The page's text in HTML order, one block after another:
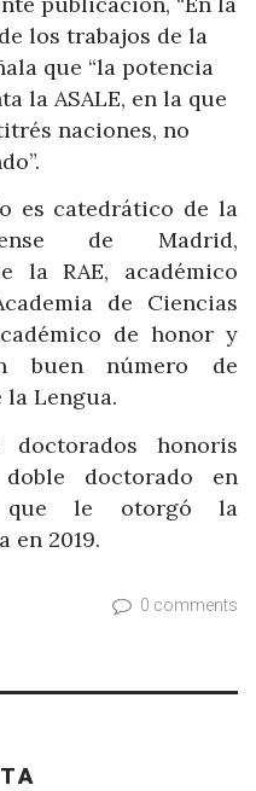
los trabajos de la
que “la potencia
la ASALE, en la que
naciones, no
es catedrático de la
de Madrid,
la RAE, académico
de Ciencias
de honor y
buen número de
la Lengua.
doctorados honoris
doctorado en
que le otorgó la
en 2019.
0 comments